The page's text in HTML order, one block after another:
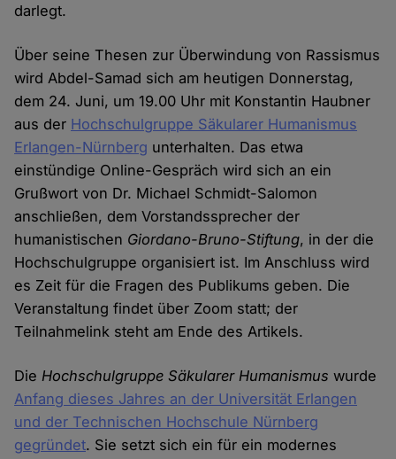
darlegt.
Über seine Thesen zur Überwindung von Rassismus
wird Abdel-Samad sich am heutigen Donnerstag,
dem 24. Juni, um 19.00 Uhr mit Konstantin Haubner
aus der Hochschulgruppe Säkularer Humanismus
Erlangen-Nürnberg unterhalten. Das etwa
einstündige Online-Gespräch wird sich an ein
Grußwort von Dr. Michael Schmidt-Salomon
anschließen, dem Vorstandssprecher der
humanistischen Giordano-Bruno-Stiftung, in der die
Hochschulgruppe organisiert ist. Im Anschluss wird
es Zeit für die Fragen des Publikums geben. Die
Veranstaltung findet über Zoom statt; der
Teilnahmelink steht am Ende des Artikels.
Die Hochschulgruppe Säkularer Humanismus wurde
Anfang dieses Jahres an der Universität Erlangen
und der Technischen Hochschule Nürnberg
gegründet. Sie setzt sich ein für ein modernes